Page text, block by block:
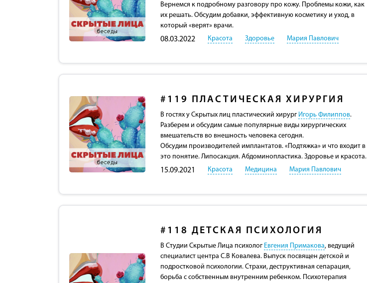
Вернемся к подробному разговору про кожу. Проблемы кожи, как
их решать. Обсудим добавки, эффективную косметику и уход, в
который «верят» врачи.
08.03.2022 Красота Здоровье Мария Павлович
#119 ПЛАСТИЧЕСКАЯ ХИРУРГИЯ
В гостях у Скрытых лиц пластический хирург Игорь Филиппов.
Разберем и обсудим самые популярные виды хирургических
вмешательств во внешность человека сегодня.
Обсудим производителей имплантатов. «Подтяжка» и что входит в
это понятие. Липосакция. Абдоминопластика. Здоровье и красота.
15.09.2021 Красота Медицина Мария Павлович
#118 ДЕТСКАЯ ПСИХОЛОГИЯ
В Студии Скрытые Лица психолог Евгения Примакова, ведущий
специалист центра С.В Ковалева. Выпуск посвящен детской и
подростковой психологии. Страхи, деструктивная сепарация,
борьба с собственным внутренним ребенком. Психотерапия